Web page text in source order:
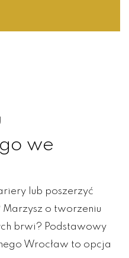
we
lub poszerzyć
o tworzeniu
brwi? Podstawowy
Wrocław to opcja